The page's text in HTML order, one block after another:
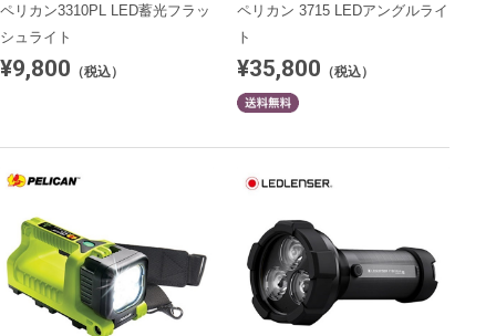
ペリカン3310PL LED蓄光フラッ
シュライト
¥9,800 （税込）
ペリカン 3715 LEDアングルライ
ト
¥35,800 （税込）